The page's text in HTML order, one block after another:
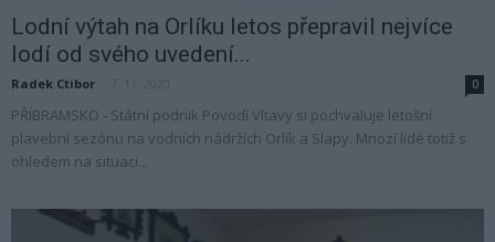
Lodní výtah na Orlíku letos přepravil nejvíce
lodí od svého uvedení...
Radek Ctibor 0
PŘÍBRAMSKO - Státní podnik Povodí Vltavy si pochvaluje letošní
plavební sezónu na vodních nádržích Orlík a Slapy. Mnozí lidé totiž s
ohledem na situaci...